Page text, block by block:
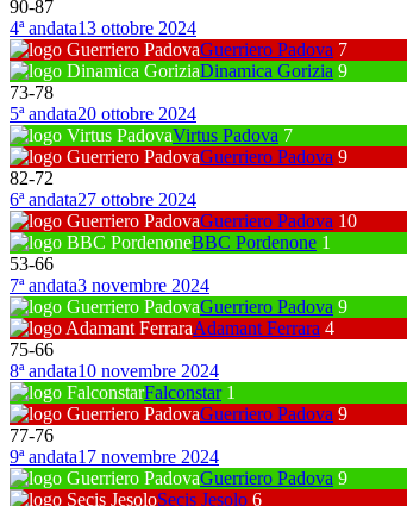
90-87
4ª andata13 ottobre 2024
Guerriero Padova 7
Dinamica Gorizia 9
73-78
5ª andata20 ottobre 2024
Virtus Padova 7
Guerriero Padova 9
82-72
6ª andata27 ottobre 2024
Guerriero Padova 10
BBC Pordenone 1
53-66
7ª andata3 novembre 2024
Guerriero Padova 9
Adamant Ferrara 4
75-66
8ª andata10 novembre 2024
Falconstar 1
Guerriero Padova 9
77-76
9ª andata17 novembre 2024
Guerriero Padova 9
Secis Jesolo 6